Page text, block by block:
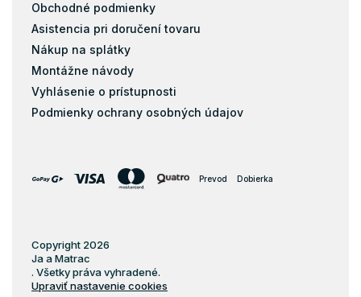
Obchodné podmienky
Asistencia pri doručení tovaru
Nákup na splátky
Montážne návody
Vyhlásenie o prístupnosti
Podmienky ochrany osobných údajov
Prevod Dobierka
Copyright 2026
Ja a Matrac
. Všetky práva vyhradené.
Upraviť nastavenie cookies